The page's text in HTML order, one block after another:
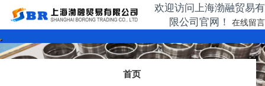
欢迎访问上海渤融贸易有
限公司官网！ 在线留言
首页